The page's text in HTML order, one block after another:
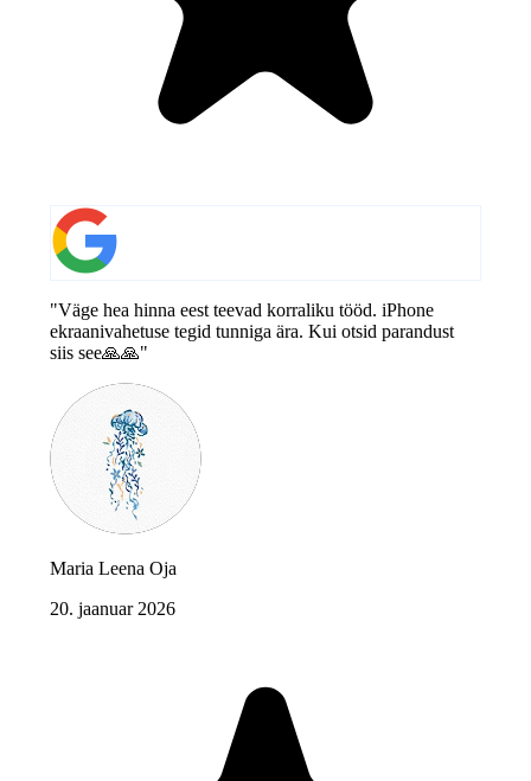
"Väge hea hinna eest teevad korraliku tööd. iPhone
ekraanivahetuse tegid tunniga ära. Kui otsid parandust
siis see🙏🙏"
Maria Leena Oja
20. jaanuar 2026